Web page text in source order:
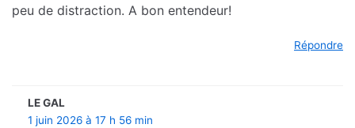
peu de distraction. A bon entendeur!
Répondre
LE GAL
1 juin 2026 à 17 h 56 min